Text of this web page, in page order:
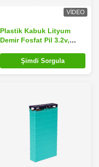
VIDEO
Plastik Kabuk Lityum
Demir Fosfat Pil 3.2v,
AküleriŞimdi Sorgula